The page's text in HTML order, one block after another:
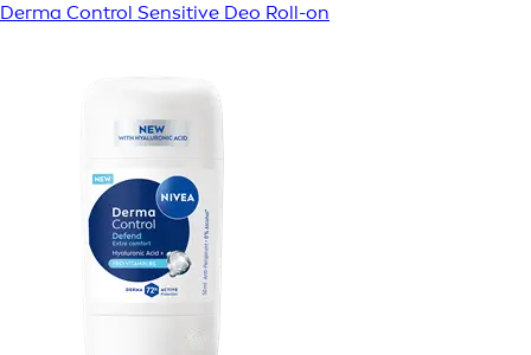
Derma Control Sensitive Deo Roll-on